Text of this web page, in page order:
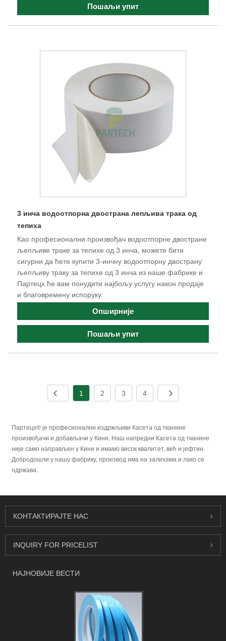
Пошаљи упит
3 инча водоотпорна двострана лепљива трака од
тепиха
Као професионални произвођач водоотпорне двостране
љепљиве траке за тепихе од 3 инча, можете бити
сигурни да ћете купити 3-инчну водоотпорну двострану
љепљиву траку за тепихе од 3 инча из наше фабрике и
Партецх ће вам понудити најбољу услугу након продаје
и благовремену испоруку.
Опширније
Пошаљи упит
1 2 3 4
Партецх® је професионални издржљиви Касета од тканине
произвођачи и добављачи у Кини. Наш напредни Касета од тканине
није само направљен у Кини и имамо висок квалитет, већ и јефтин.
Добродошли у нашу фабрику, производ има на залихама и лако се
одржава.
КОНТАКТИРАЈТЕ НАС
INQUIRY FOR PRICELIST
НАЈНОВИЈЕ ВЕСТИ